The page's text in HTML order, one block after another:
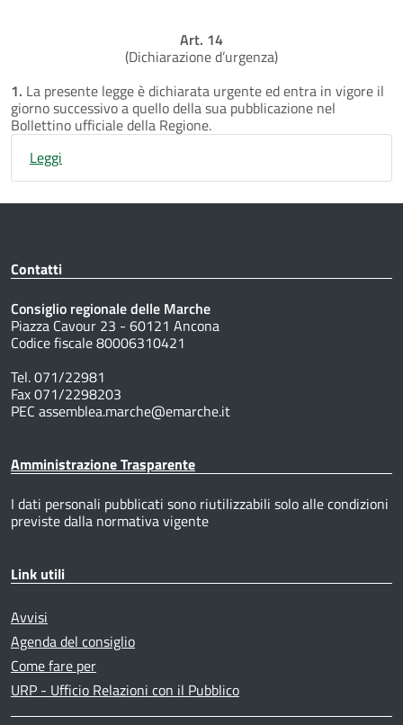
Art. 14
(Dichiarazione d’urgenza)
1. La presente legge è dichiarata urgente ed entra in vigore il
giorno successivo a quello della sua pubblicazione nel
Bollettino ufficiale della Regione.
Leggi
Contatti
Consiglio regionale delle Marche
Piazza Cavour 23 - 60121 Ancona
Codice fiscale 80006310421
Tel. 071/22981
Fax 071/2298203
PEC assemblea.marche@emarche.it
Amministrazione Trasparente
I dati personali pubblicati sono riutilizzabili solo alle condizioni
previste dalla normativa vigente
Link utili
Avvisi
Agenda del consiglio
Come fare per
URP - Ufficio Relazioni con il Pubblico